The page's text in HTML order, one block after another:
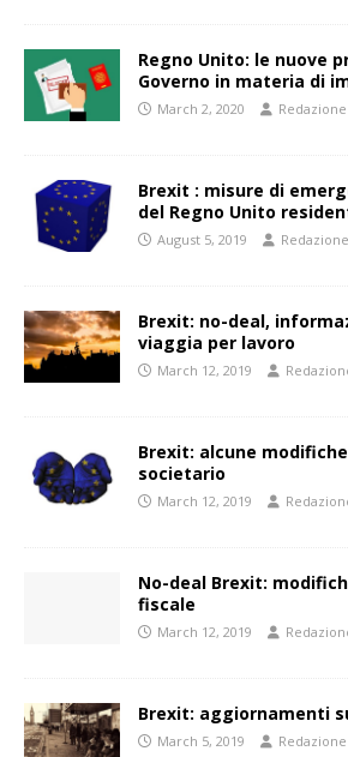
Regno Unito: le nuove
Governo in materia di
March 2, 2020 Redazione
Brexit : misure di
del Regno Unito
August 5, 2019 Redazione
Brexit: no-deal,
viaggia per lavoro
March 12, 2019
Brexit: alcune
societario
March 12, 2019
No-deal Brexit:
fiscale
March 12, 2019
Brexit: aggiornamenti
March 5, 2019 Redazione